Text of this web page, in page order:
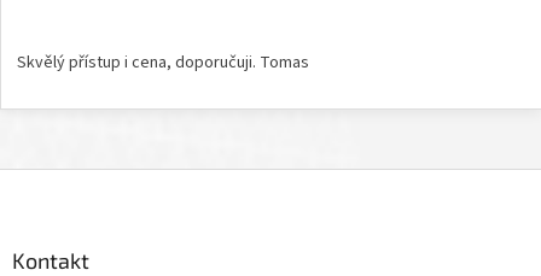
Skvělý přístup i cena, doporučuji. Tomas
Kontakt